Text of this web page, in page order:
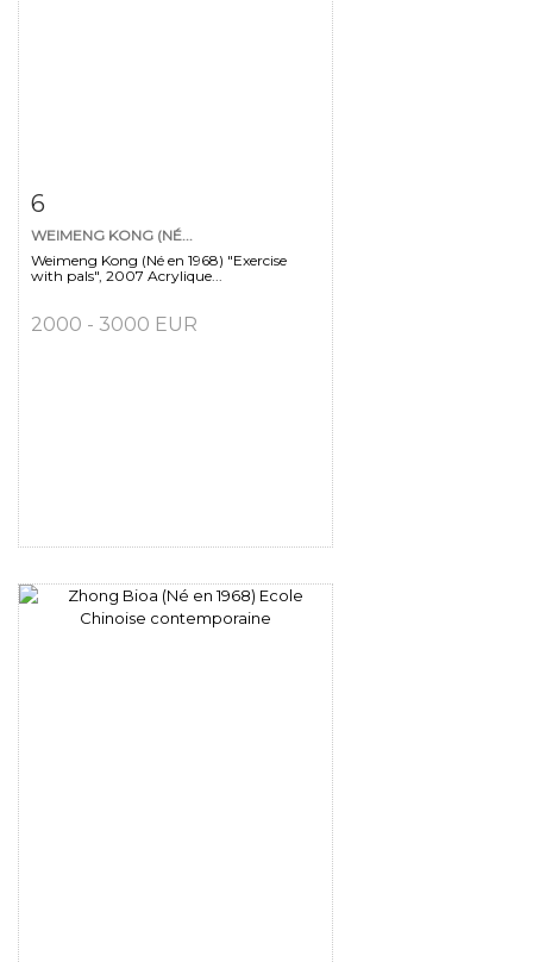
6
WEIMENG KONG (NÉ...
Weimeng Kong (Né en 1968) "Exercise
with pals", 2007 Acrylique...
2000 - 3000 EUR